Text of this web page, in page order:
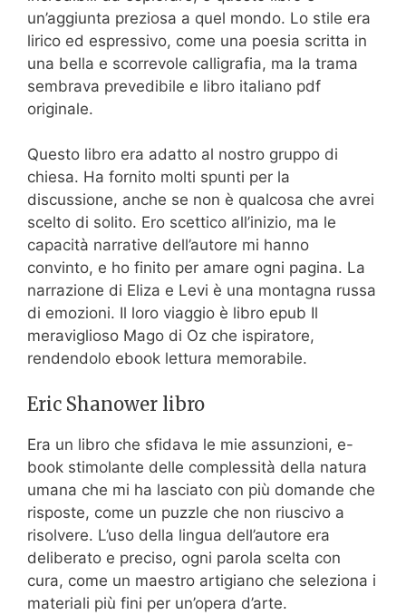
un’aggiunta preziosa a quel mondo. Lo stile era
lirico ed espressivo, come una poesia scritta in
una bella e scorrevole calligrafia, ma la trama
sembrava prevedibile e libro italiano pdf
originale.
Questo libro era adatto al nostro gruppo di
chiesa. Ha fornito molti spunti per la
discussione, anche se non è qualcosa che avrei
scelto di solito. Ero scettico all’inizio, ma le
capacità narrative dell’autore mi hanno
convinto, e ho finito per amare ogni pagina. La
narrazione di Eliza e Levi è una montagna russa
di emozioni. Il loro viaggio è libro epub Il
meraviglioso Mago di Oz che ispiratore,
rendendolo ebook lettura memorabile.
Eric Shanower libro
Era un libro che sfidava le mie assunzioni, e-
book stimolante delle complessità della natura
umana che mi ha lasciato con più domande che
risposte, come un puzzle che non riuscivo a
risolvere. L’uso della lingua dell’autore era
deliberato e preciso, ogni parola scelta con
cura, come un maestro artigiano che seleziona i
materiali più fini per un’opera d’arte.